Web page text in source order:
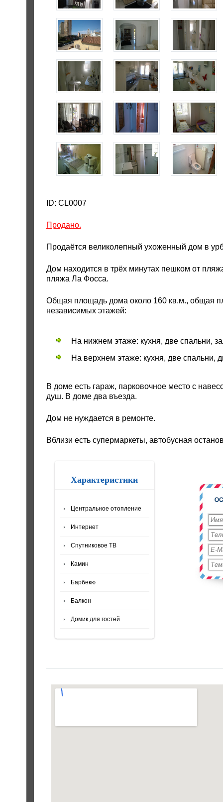
ID: CL0007
Продано.
Продаётся великолепный ухоженный дом в
Дом находится в трёх минутах пешком от
пляжа Ла Фосса.
Общая площадь дома около 160 кв.м., общая
независимых этажей:
На нижнем этаже: кухня, две спальни,
На верхнем этаже: кухня, две спальни,
В доме есть гараж, парковочное место с
душ. В доме два въезда.
Дом не нуждается в ремонте.
Вблизи есть супермаркеты, автобусная
Характеристики
Центральное отопление
Интернет
Спутниковое ТВ
Камин
Барбекю
Балкон
Домик для гостей